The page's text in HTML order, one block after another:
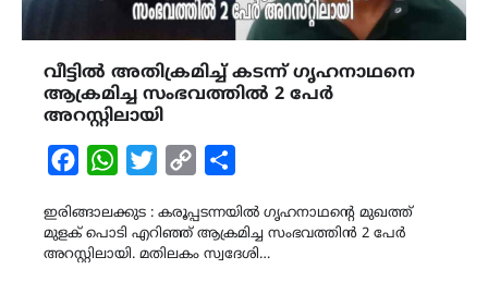
വീട്ടിൽ അതിക്രമിച്ച് കടന്ന് ഗൃഹനാഥനെ
ആക്രമിച്ച സംഭവത്തിൽ 2 പേർ
അറസ്റ്റിലായി
FacebookWhatsAppTwitterCopy
ഇരിങ്ങാലക്കുട : കരൂപ്പടന്നയിൽ ഗൃഹനാഥൻ്റെ മുഖത്ത്
മുളക് പൊടി എറിഞ്ഞ് ആക്രമിച്ച സംഭവത്തിൻ 2 പേർ
അറസ്റ്റിലായി. മതിലകം സ്വദേശി…